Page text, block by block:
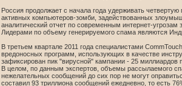
Россия продолжает с начала года удерживать
активных компьютеров-зомби, задействованных
аналитический отчет по современным интернет-угрозам
Лидерами по объему генерируемого спама являются
В третьем квартале 2011 года специалистами
вредоносных программ, использующих в качестве
зафиксирован пик "вирусной" кампании - 25
В целом, по данным экспертов, объемы рассылаемого
нежелательных сообщений до сих пор не могут
составил 93 триллиона сообщений ежедневно, то есть